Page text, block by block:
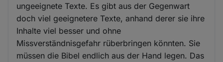
ungeeignete Texte. Es gibt aus der Gegenwart
doch viel geeignetere Texte, anhand derer sie ihre
Inhalte viel besser und ohne
Missverständnisgefahr rüberbringen könnten. Sie
müssen die Bibel endlich aus der Hand legen. Das